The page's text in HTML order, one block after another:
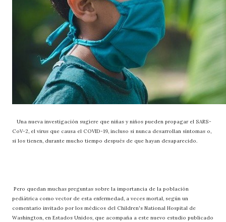
Una nueva investigación sugiere que niñas y niños pueden propagar el SARS-
CoV-2, el virus que causa el COVID-19, incluso si nunca desarrollan síntomas o,
si los tienen, durante mucho tiempo después de que hayan desaparecido.
Pero quedan muchas preguntas sobre la importancia de la población
pediátrica como vector de esta enfermedad, a veces mortal, según un
comentario invitado por los médicos del Children's National Hospital de
Washington, en Estados Unidos, que acompaña a este nuevo estudio publicado